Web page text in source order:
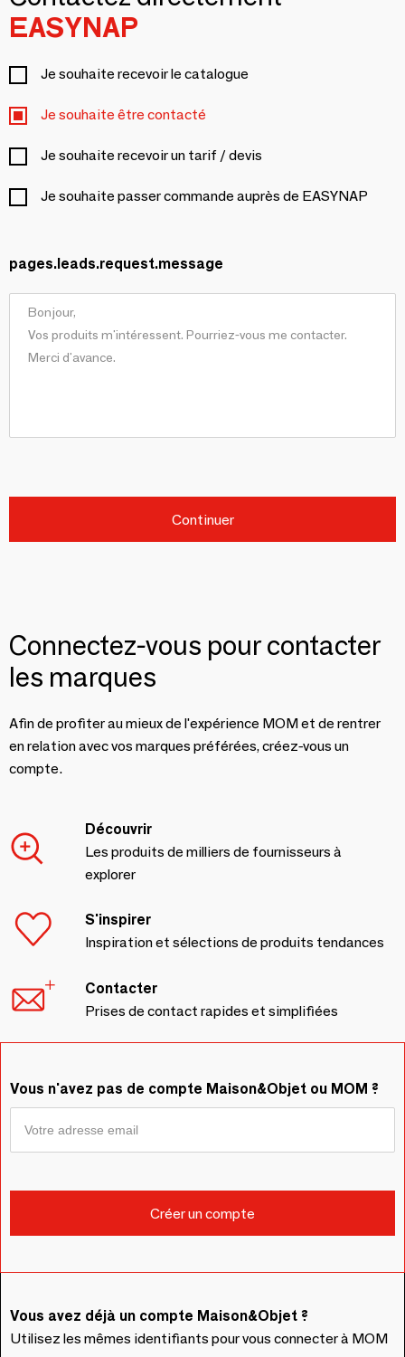
EASYNAP
Je souhaite recevoir le catalogue
Je souhaite être contacté
Je souhaite recevoir un tarif / devis
Je souhaite passer commande auprès de EASYNAP
pages.leads.request.message
Continuer
Connectez-vous pour contacter
les marques
Afin de profiter au mieux de l'expérience MOM et de rentrer
en relation avec vos marques préférées, créez-vous un
compte.
Découvrir
Les produits de milliers de fournisseurs à
explorer
S'inspirer
Inspiration et sélections de produits tendances
Contacter
Prises de contact rapides et simplifiées
Vous n'avez pas de compte Maison&Objet ou MOM ?
Vous avez déjà un compte Maison&Objet ?
Utilisez les mêmes identifiants pour vous connecter à MOM